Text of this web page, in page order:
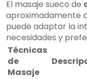
El masaje sueco de
aproximadamente
puede adaptar la
necesidades y
Técnicas
de
Masaje